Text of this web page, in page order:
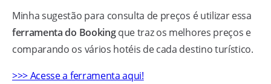
Minha sugestão para consulta de preços é utilizar essa
ferramenta do Bookingque traz os melhores preços e
comparando os vários hotéis de cada destino turístico.
>>> Acesse a ferramenta aqui!